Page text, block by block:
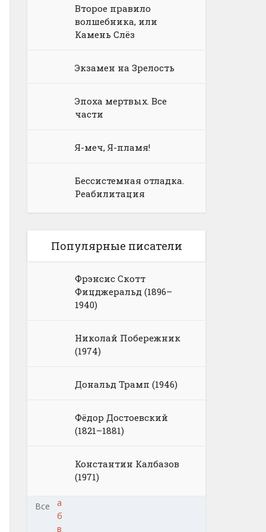
Второе правило
волшебника, или
Камень Слёз
Экзамен на Зрелость
Эпоха мертвых. Все
части
Я-меч, Я-пламя!
Бессистемная отладка.
Реабилитация
Популярные писатели
Фрэнсис Скотт
Фицджеральд (1896–
1940)
Николай Побережник
(1974)
Дональд Трамп (1946)
Фёдор Достоевский
(1821–1881)
Константин Калбазов
(1971)
Все
а
б
в